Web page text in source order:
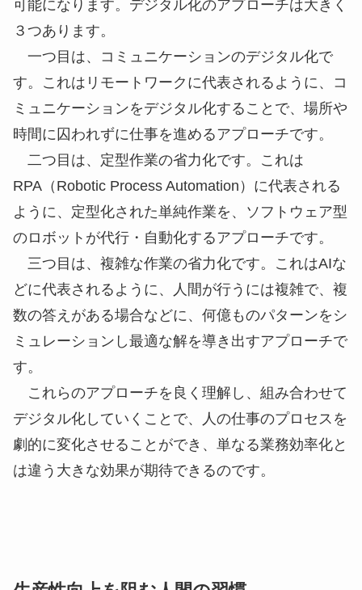
き、物の在庫量などを適正にコントロールすること
により実現してきました。加えると日本はこれらの
改善活動は世界でも指折りに得意としてきまし
た。
対してデジタル変革による生産性向上とは、デジタ
ルを活用し、抜本的に業務を見直し、ビジネスモデ
ルを改革していくことです。デジタルの活用は、従
来成し得なかった人間の仕事を肩代わりすることが
可能になります。デジタル化のアプローチは大きく
３つあります。
一つ目は、コミュニケーションのデジタル化で
す。これはリモートワークに代表されるように、コ
ミュニケーションをデジタル化することで、場所や
時間に囚われずに仕事を進めるアプローチです。
二つ目は、定型作業の省力化です。これは
RPA（Robotic Process Automation）に代表される
ように、定型化された単純作業を、ソフトウェア型
のロボットが代行・自動化するアプローチです。
三つ目は、複雑な作業の省力化です。これはAIな